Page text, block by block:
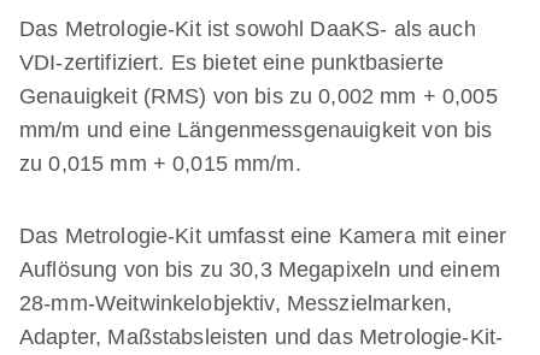
Das Metrologie-Kit ist sowohl DaaKS- als auch
VDI-zertifiziert. Es bietet eine punktbasierte
Genauigkeit (RMS) von bis zu 0,002 mm + 0,005
mm/m und eine Längenmessgenauigkeit von bis
zu 0,015 mm + 0,015 mm/m.
Das Metrologie-Kit umfasst eine Kamera mit einer
Auflösung von bis zu 30,3 Megapixeln und einem
28-mm-Weitwinkelobjektiv, Messzielmarken,
Adapter, Maßstabsleisten und das Metrologie-Kit-